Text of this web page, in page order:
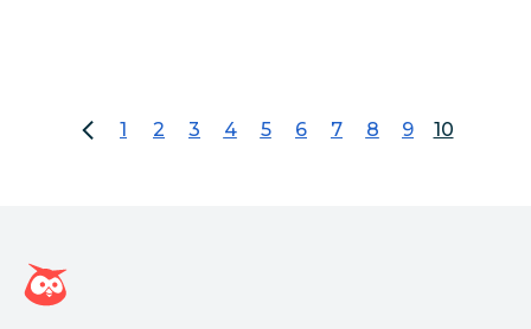
1gehen Sie zur Seite 1
2gehen Sie zur Seite 2
3gehen Sie zur Seite 3
4
gehen Sie zur Seite 4
5gehen Sie zur Seite 5
6gehen Sie zur Seite 6
7gehen Sie zur Seite
8gehen Sie zur
9gehen Sie
10Seite 10
Hootsuite Homepage